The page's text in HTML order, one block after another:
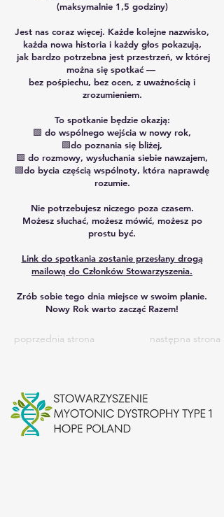
(maksymalnie 1,5 godziny)
Jest nas coraz więcej. Każde kolejne nazwisko,
każda nowa historia i każdy głos pokazują,
jak bardzo potrzebna jest przestrzeń, w której
można się spotkać —
bez pośpiechu, bez ocen, z uważnością i
zrozumieniem.
To spotkanie będzie okazją:
🟩 do wspólnego wejścia w nowy rok,
🟩do poznania się bliżej,
🟩 do rozmowy, wysłuchania siebie nawzajem,
🟩do bycia częścią wspólnoty, która naprawdę
rozumie.
Nie potrzebujesz niczego poza czasem.
Możesz słuchać, możesz mówić, możesz po
prostu być.
Link do spotkania zostanie przesłany drogą
mailową do Członków Stowarzyszenia.
Zrób sobie tego dnia miejsce w swoim planie.
Nowy Rok warto zacząć Razem!
poprzednia strona następna strona